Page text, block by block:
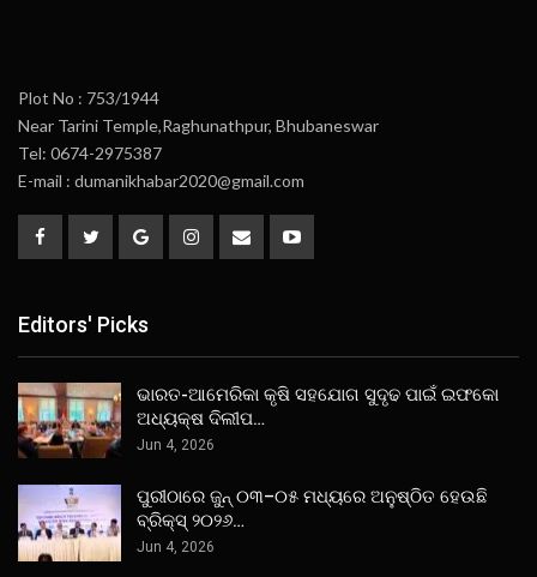
Plot No : 753/1944
Near Tarini Temple,Raghunathpur, Bhubaneswar
Tel: 0674-2975387
E-mail : dumanikhabar2020@gmail.com
Editors' Picks
ଭାରତ-ଆମେରିକା କୃଷି ସହଯୋଗ ସୁଦୃଢ ପାଇଁ ଇଫକୋ
ଅଧ୍ୟକ୍ଷ ଦିଲୀପ…
Jun 4, 2026
ପୁରୀଠାରେ ଜୁନ୍ ୦୩–୦୫ ମଧ୍ୟରେ ଅନୁଷ୍ଠିତ ହେଉଛି
ବ୍ରିକ୍ସ୍ ୨୦୨୬…
Jun 4, 2026